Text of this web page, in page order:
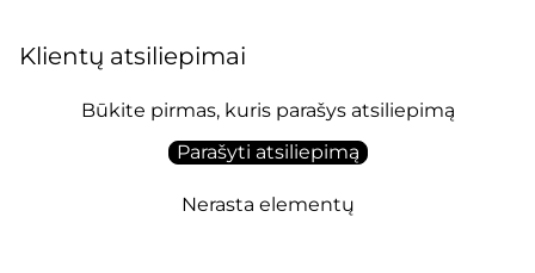
Klientų atsiliepimai
Būkite pirmas, kuris parašys atsiliepimą
Parašyti atsiliepimą
Nerasta elementų